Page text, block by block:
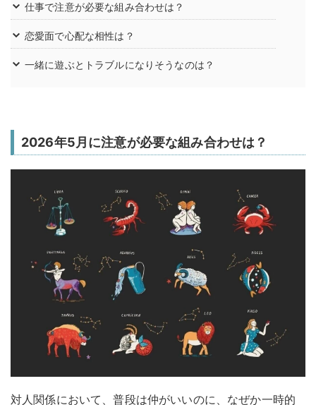
仕事で注意が必要な組み合わせは？
恋愛面で心配な相性は？
一緒に遊ぶとトラブルになりそうなのは？
2026年5月に注意が必要な組み合わせは？
対人関係において、普段は仲がいいのに、なぜか一時的